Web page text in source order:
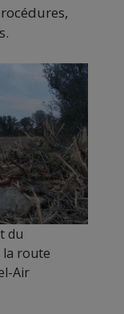
du
la route
Air